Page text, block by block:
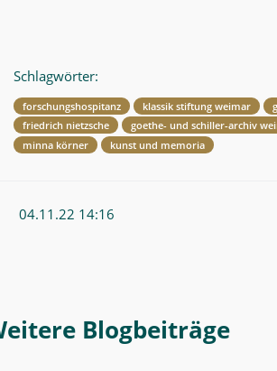
Schlagwörter:
forschungshospitanz klassik stiftung weimar
friedrich nietzsche
goethe- und schiller-archiv
minna körner
kunst und memoria
04.11.22 14:16
Weitere Blogeintrag